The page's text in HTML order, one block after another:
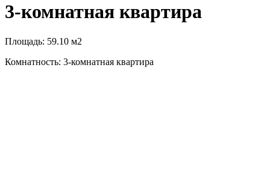
3-комнатная квартира
Площадь: 59.10 м2
Комнатность: 3-комнатная квартира